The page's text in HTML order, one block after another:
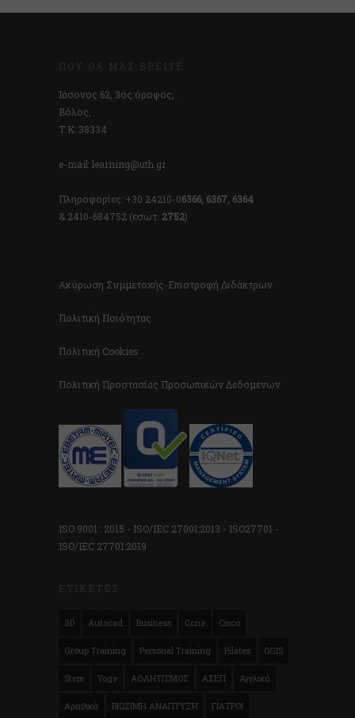
ΠΟΎ ΘΑ ΜΑΣ ΒΡΕΊΤΕ
Ιάσονος 62, 3ος όροφος,
Βόλος,
Τ.Κ: 38334
e-mail: learning@uth.gr
Πληροφορίες: +30 24210-06366, 6367, 6364
& 2410-684752 (εσωτ. 2752)
Ακύρωση Συμμετοχής-Επιστροφή Διδάκτρων
Πολιτική Ποιότητας
Πολιτική Cookies
Πολιτική Προστασίας Προσωπικών Δεδομένων
ISO 9001 : 2015 - ISO/IEC 27001:2013 - ISO27701 -
ISO/IEC 27701:2019
ΕΤΙΚΈΤΕΣ
3D Autocad Business Ccna Cisco
Group Training Personal Training Pilates QGIS
Stem Yoga ΑΘΛΗΤΙΣΜΟΣ ΑΣΕΠ Αγγλικά
Αραβικά ΒΙΩΣΙΜΗ ΑΝΑΠΤΥΞΗ ΓΙΑΤΡΟΙ